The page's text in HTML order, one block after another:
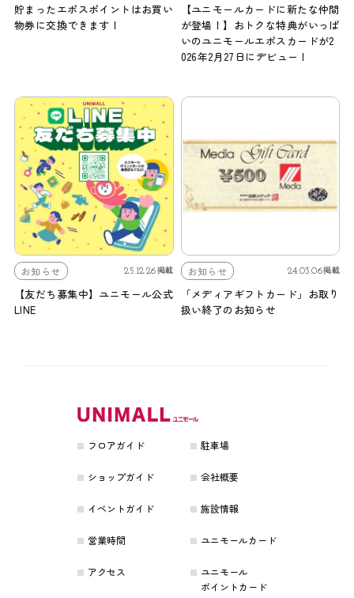
貯まったエポスポイントはお買い
物券に交換できます！
【ユニモールカードに新たな仲間
が登場！】おトクな特典がいっぱ
いのユニモールエポスカードが2
026年2月27日にデビュー！
お知らせ 25.12.26 掲載
【友だち募集中】ユニモール公式
LINE
お知らせ 24.03.06掲載
「メディアギフトカード」お取り
扱い終了のお知らせ
フロアガイド
アクセス
ユニモールカード
ショップガイド
駐車場
ユニモール
ポイントカード
イベントガイド
会社概要
営業時間
施設情報